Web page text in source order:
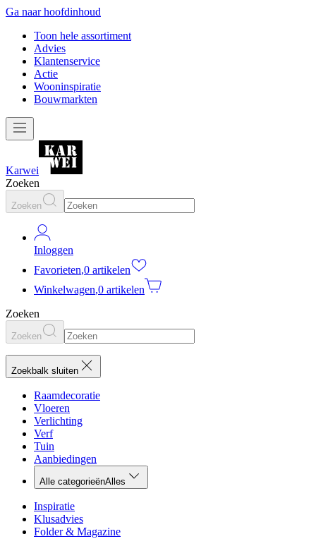
Ga naar hoofdinhoud
Toon hele assortiment
Advies
Klantenservice
Actie
Wooninspiratie
Bouwmarkten
Karwei
Zoeken
Zoeken
Inloggen
Favorieten,0 artikelen
Winkelwagen,0 artikelen
Zoeken
Zoeken
Zoekbalk sluiten
Raamdecoratie
Vloeren
Verlichting
Verf
Tuin
Aanbiedingen
Alle categorieënAlles
Inspiratie
Klusadvies
Folder & Magazine